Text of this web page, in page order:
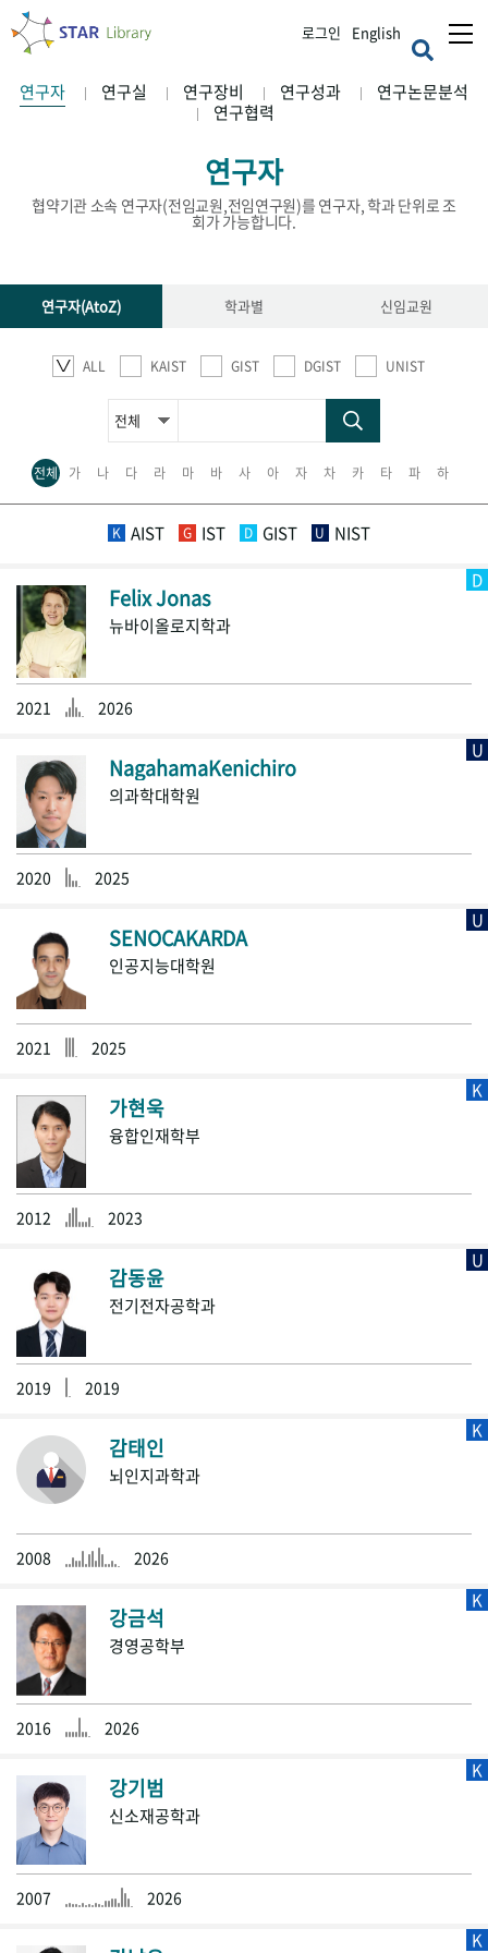
로그인 English
연구자 연구실 연구장비 연구성과
연구논문분석
연구협력
연구자
협약기관 소속 연구자(전임교원,전임연구원)를 연구자, 학과 단위로 조
회가 가능합니다.
연구자(AtoZ) 학과별 신임교원
ALL KAIST GIST DGIST UNIST
전체 가 나 다 라 마 바 사 아 자 차 카 타 파 하
K AIST G IST D GIST U NIST
Felix Jonas
뉴바이올로지학과
2021 2026
D
NagahamaKenichiro
의과학대학원
2020 2025
U
SENOCAKARDA
인공지능대학원
2021 2025
U
가현욱
융합인재학부
2012 2023
K
감동윤
전기전자공학과
2019 2019
U
감태인
뇌인지과학과
2008 2026
K
강금석
경영공학부
2016 2026
K
강기범
신소재공학과
2007 2026
K
K